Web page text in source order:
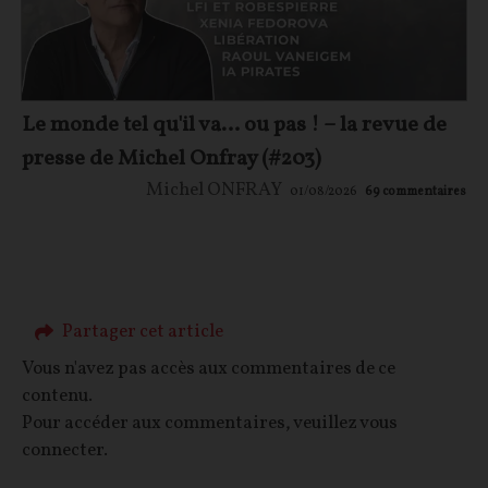
Le monde tel qu'il va… ou pas ! – la revue de
presse de Michel Onfray (#203)
Michel ONFRAY 01/08/2026 69 commentaires
Partager cet article
Vous n'avez pas accès aux commentaires de ce
contenu.
Pour accéder aux commentaires, veuillez vous
connecter.